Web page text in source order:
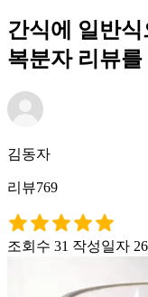
간식에 일반
복분자 리뷰
김동자
리뷰769
조회수 31 작성일자